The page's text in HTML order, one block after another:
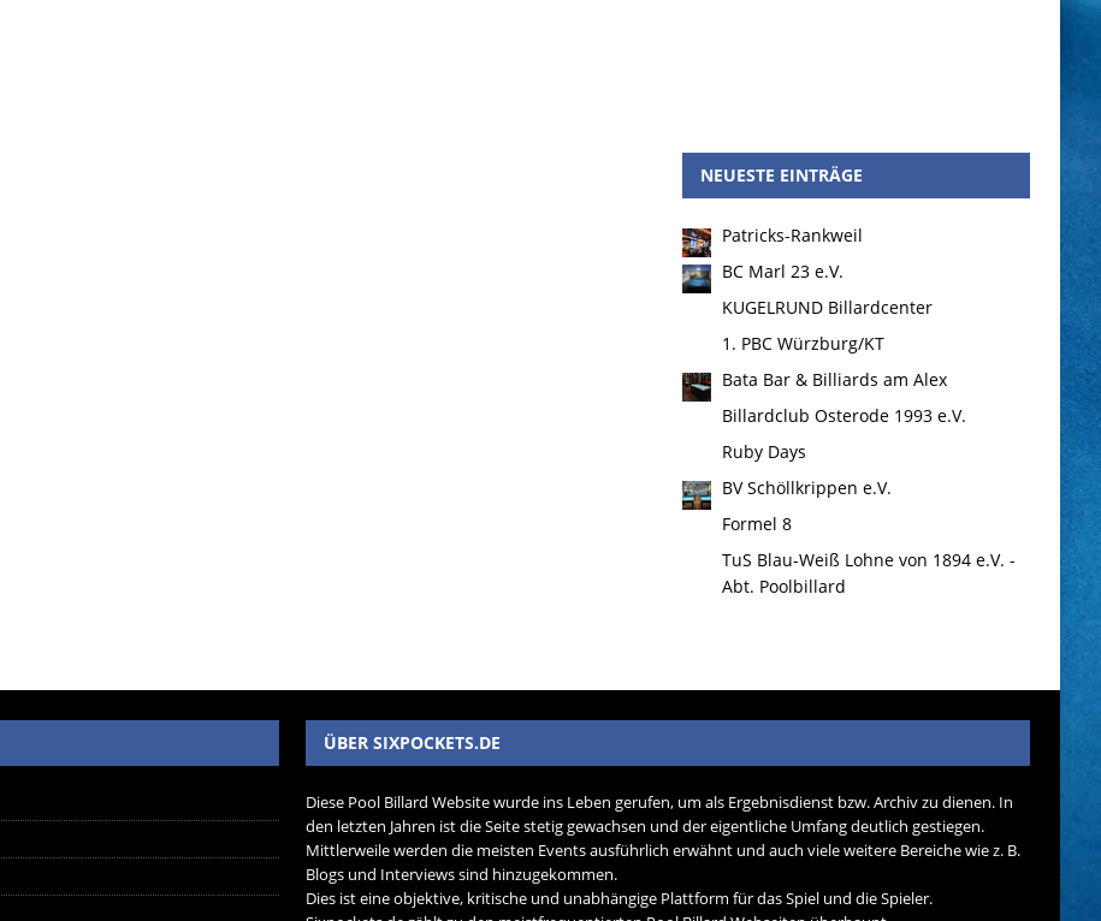
NEUESTE EINTRÄGE
Patricks-Rankweil
BC Marl 23 e.V.
KUGELRUND Billardcenter
1. PBC Würzburg/KT
Bata Bar & Billiards am Alex
Billardclub Osterode 1993 e.V.
Ruby Days
BV Schöllkrippen e.V.
Formel 8
TuS Blau-Weiß Lohne von 1894 e.V. -
Abt. Poolbillard
ÜBER SIXPOCKETS.DE
Diese Pool Billard Website wurde ins Leben gerufen, um als Ergebnisdienst bzw. Archiv zu dienen. In
den letzten Jahren ist die Seite stetig gewachsen und der eigentliche Umfang deutlich gestiegen.
Mittlerweile werden die meisten Events ausführlich erwähnt und auch viele weitere Bereiche wie z. B.
Blogs und Interviews sind hinzugekommen.
Dies ist eine objektive, kritische und unabhängige Plattform für das Spiel und die Spieler.